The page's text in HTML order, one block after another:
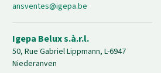
ansventes@igepa.be
Igepa Belux s.à.r.l.
50, Rue Gabriel Lippmann, L-6947
Niederanven